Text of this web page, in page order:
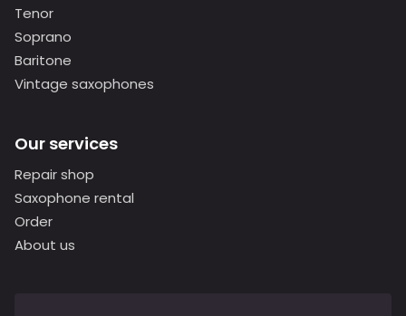
Tenor
Soprano
Baritone
Vintage saxophones
Our services
Repair shop
Saxophone rental
Order
About us